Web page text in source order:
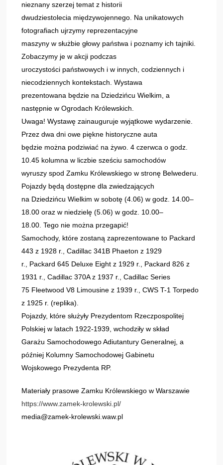
nieznany szerzej temat z historii
dwudziestolecia międzywojennego. Na unikatowych
fotografiach ujrzymy reprezentacyjne
maszyny w służbie głowy państwa i poznamy ich tajniki.
Zobaczymy je w akcji podczas
uroczystości państwowych i w innych, codziennych i
niecodziennych kontekstach. Wystawa
prezentowana będzie na Dziedzińcu Wielkim, a
następnie w Ogrodach Królewskich.
Uwaga! Wystawę zainauguruje wyjątkowe wydarzenie.
Przez dwa dni owe piękne historyczne auta
będzie można podziwiać na żywo. 4 czerwca o godz.
10.45 kolumna w liczbie sześciu samochodów
wyruszy spod Zamku Królewskiego w stronę Belwederu.
Pojazdy będą dostępne dla zwiedzających
na Dziedzińcu Wielkim w sobotę (4.06) w godz. 14.00–
18.00 oraz w niedzielę (5.06) w godz. 10.00–
18.00. Tego nie można przegapić!
Samochody, które zostaną zaprezentowane to Packard
443 z 1928 r., Cadillac 341B Phaeton z 1929
r., Packard 645 Deluxe Eight z 1929 r., Packard 826 z
1931 r., Cadillac 370A z 1937 r., Cadillac Series
75 Fleetwood V8 Limousine z 1939 r., CWS T-1 Torpedo
z 1925 r. (replika).
Pojazdy, które służyły Prezydentom Rzeczpospolitej
Polskiej w latach 1922-1939, wchodziły w skład
Garażu Samochodowego Adiutantury Generalnej, a
później Kolumny Samochodowej Gabinetu
Wojskowego Prezydenta RP.
Materiały prasowe Zamku Królewskiego w Warszawie
https://www.zamek-krolewski.pl/
media@zamek-krolewski.waw.pl